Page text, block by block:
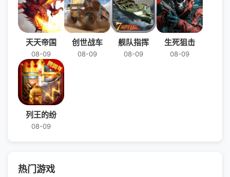
天天帝国
08-09
创世战车
08-09
舰队指挥
08-09
生死狙击
08-09
列王的纷
08-09
热门游戏